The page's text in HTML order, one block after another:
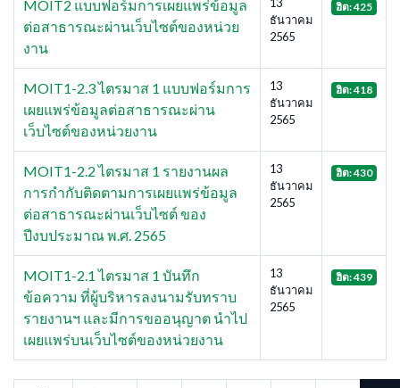
MOIT2 แบบฟอร์มการเผยแพร่ข้อมูล
ต่อสาธารณะผ่านเว็บไซต์ของหน่วย
งาน
ธันวาคม
2565
ฮิต: 425
MOIT1-2.3 ไตรมาส 1 แบบฟอร์มการ
เผยแพร่ข้อมูลต่อสาธารณะผ่าน
เว็บไซต์ของหน่วยงาน
13
ธันวาคม
2565
ฮิต: 418
MOIT1-2.2 ไตรมาส 1 รายงานผล
การกำกับติดตามการเผยแพร่ข้อมูล
ต่อสาธารณะผ่านเว็บไซต์ ของ
ปีงบประมาณ พ.ศ. 2565
13
ธันวาคม
2565
ฮิต: 430
MOIT1-2.1 ไตรมาส 1 บันทึก
ข้อความ ที่ผู้บริหารลงนามรับทราบ
รายงานฯ และมีการขออนุญาต นำไป
เผยแพร่บนเว็บไซต์ของหน่วยงาน
13
ธันวาคม
2565
ฮิต: 439